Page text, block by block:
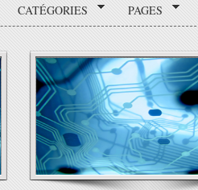
CATÉGORIES PAGES